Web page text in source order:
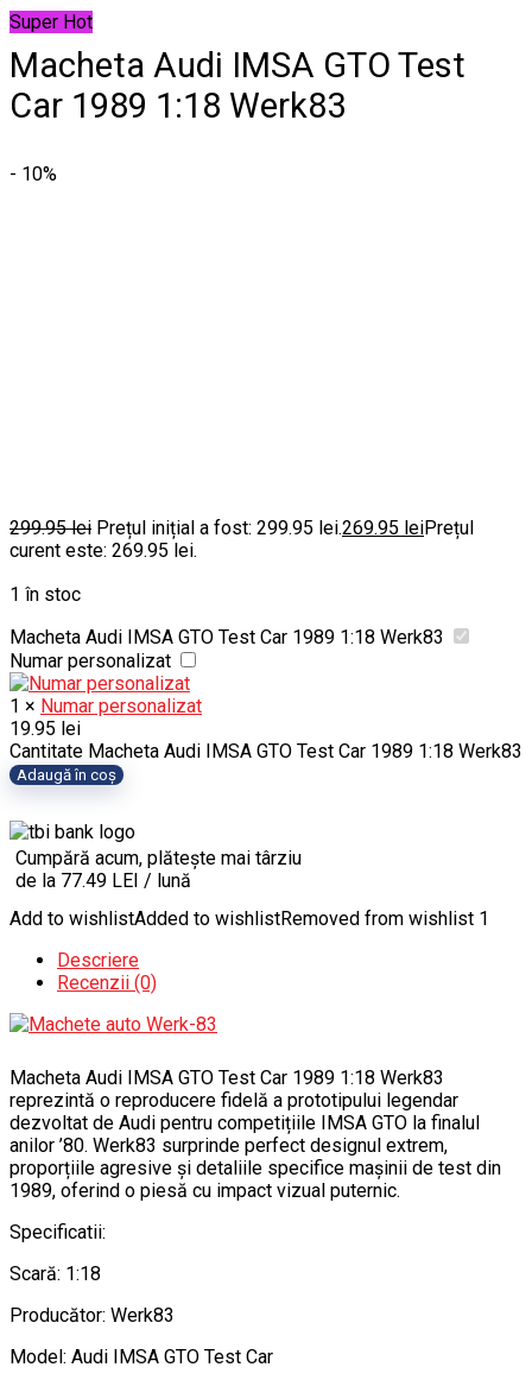
Super Hot
Macheta Audi IMSA GTO Test
Car 1989 1:18 Werk83
- 10%
299.95lei Prețul inițial a fost: 299.95 lei.269.95 leiPrețul
curent este: 269.95 lei.
1 în stoc
Macheta Audi IMSA GTO Test Car 1989 1:18 Werk83
Numar personalizat
1 × Numar personalizat
19.95 lei
Cantitate Macheta Audi IMSA GTO Test Car 1989 1:18 Werk83
Adaugă în coș
Cumpără acum, plătește mai târziu
de la 77.49 LEI / lună
Add to wishlistAdded to wishlistRemoved from wishlist 1
Descriere
Recenzii (0)
Macheta Audi IMSA GTO Test Car 1989 1:18 Werk83
reprezintă o reproducere fidelă a prototipului legendar
dezvoltat de Audi pentru competițiile IMSA GTO la finalul
anilor ’80. Werk83 surprinde perfect designul extrem,
proporțiile agresive și detaliile specifice mașinii de test din
1989, oferind o piesă cu impact vizual puternic.
Specificatii:
Scară: 1:18
Producător: Werk83
Model: Audi IMSA GTO Test Car